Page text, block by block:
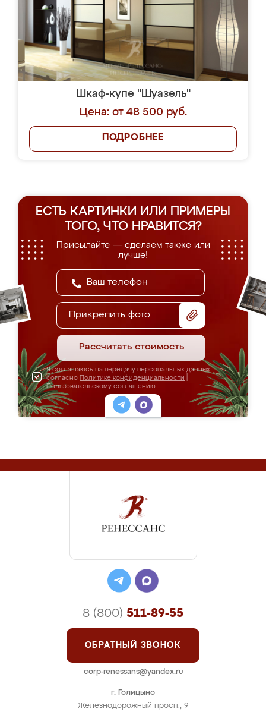
Шкаф-купе "Шуазель"
Цена: от 48 500 руб.
ПОДРОБНЕЕ
ЕСТЬ КАРТИНКИ ИЛИ ПРИМЕРЫ
ТОГО, ЧТО НРАВИТСЯ?
Присылайте — сделаем также или
лучше!
Прикрепить фото
Рассчитать стоимость
Я соглашаюсь на передачу персональных данных
согласно Политике конфиденциальности
Пользовательскому соглашению
г. Голицыно
Железнодорожный просп., 9
8 (800) 511-89-55
ОБРАТНЫЙ ЗВОНОК
corp-renessans@yandex.ru